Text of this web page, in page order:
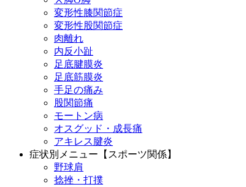
変形性膝関節症
変形性股関節症
肉離れ
内反小趾
足底腱膜炎
足底筋膜炎
手足の痛み
股関節痛
モートン病
オスグッド・成長痛
アキレス腱炎
症状別メニュー【スポーツ関係】
野球肩
捻挫・打撲